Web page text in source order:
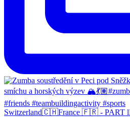
Switzerland🇨🇭France 🇫🇷 - PART lI